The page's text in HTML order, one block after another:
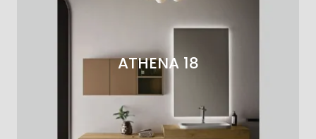
ATHENA 18